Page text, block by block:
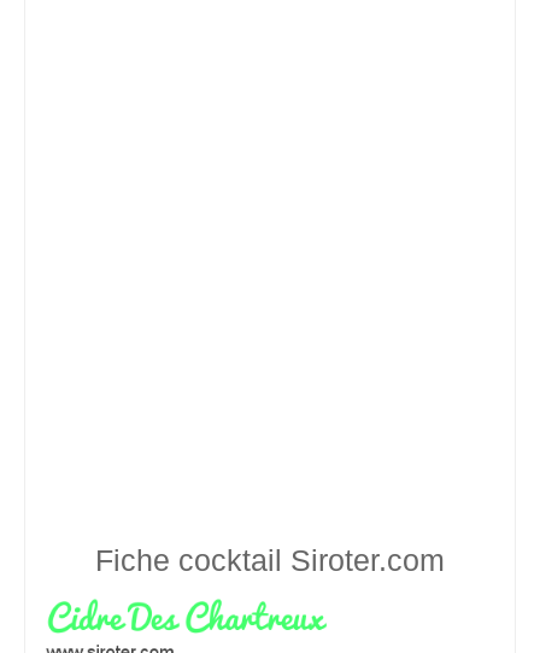
Fiche cocktail Siroter.com